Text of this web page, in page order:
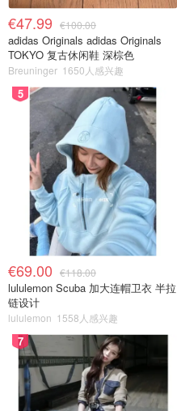
€47.99 €100.00
adidas Originals adidas Originals
TOKYO 复古休闲鞋 深棕色
Breuninger 1650人感兴趣
5
€69.00 €118.00
lululemon Scuba 加大连帽卫衣 半拉
链设计
lululemon 1558人感兴趣
7